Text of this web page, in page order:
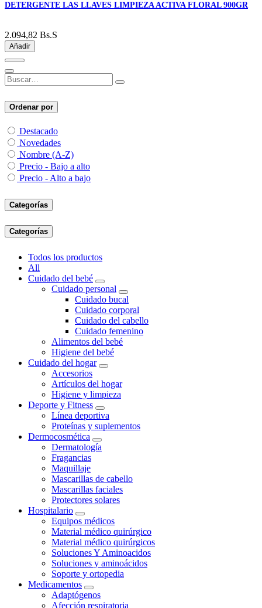
DETERGENTE LAS LLAVES LIMPIEZA ACTIVA FLORAL 900GR
2.094,82 Bs.S
Añadir
Ordenar por
Destacado
Novedades
Nombre (A-Z)
Precio - Bajo a alto
Precio - Alto a bajo
Categorías
Categorías
Todos los productos
All
Cuidado del bebé
Cuidado personal
Cuidado bucal
Cuidado corporal
Cuidado del cabello
Cuidado femenino
Alimentos del bebé
Higiene del bebé
Cuidado del hogar
Accesorios
Artículos del hogar
Higiene y limpieza
Deporte y Fitness
Línea deportiva
Proteínas y suplementos
Dermocosmética
Dermatología
Fragancias
Maquillaje
Mascarillas de cabello
Mascarillas faciales
Protectores solares
Hospitalario
Equipos médicos
Material médico quirúrgico
Material médico quirúrgicos
Soluciones Y Aminoacidos
Soluciones y aminoácidos
Soporte y ortopedia
Medicamentos
Adaptógenos
Afección respiratoria